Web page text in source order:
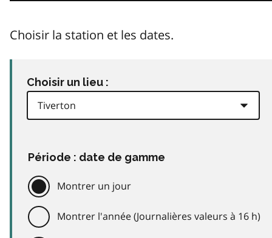
Choisir la station et les dates.
Choisir un lieu :
Période : date de gamme
Montrer un jour
Montrer l'année (Journalières valeurs à 16 h)